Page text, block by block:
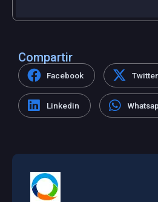
Compartir
Facebook Twitter
Linkedin